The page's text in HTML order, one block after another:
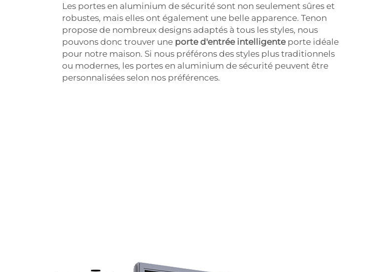
Les portes en aluminium de sécurité sont non seulement sûres et
robustes, mais elles ont également une belle apparence. Tenon
propose de nombreux designs adaptés à tous les styles, nous
pouvons donc trouver une porte d'entrée intelligente porte idéale
pour notre maison. Si nous préférons des styles plus traditionnels
ou modernes, les portes en aluminium de sécurité peuvent être
personnalisées selon nos préférences.